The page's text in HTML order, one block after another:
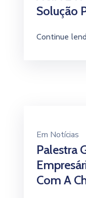
Solução
Continue
Em Notícias
Palestra
Com A